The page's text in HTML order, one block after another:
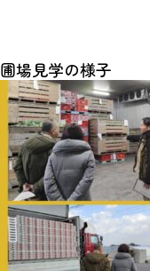
圃場見学の様子